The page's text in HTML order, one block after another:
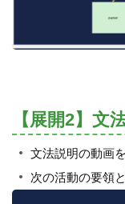
【展開2】文
文法説明の動画
次の活動の要領